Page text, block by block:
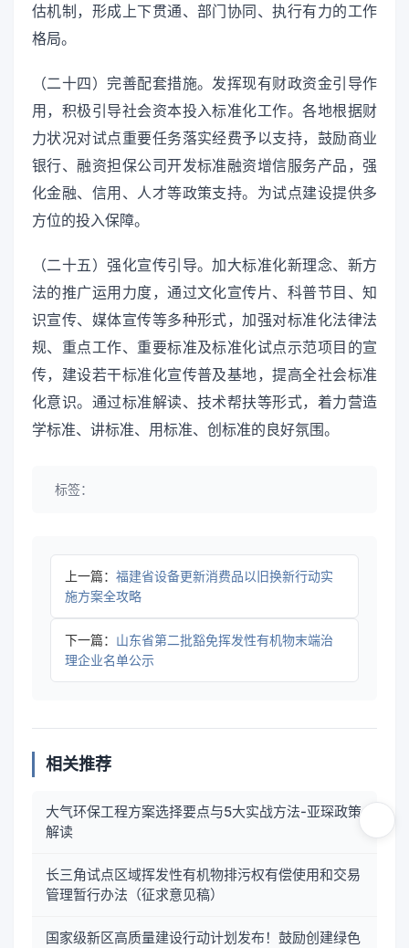
估机制，形成上下贯通、部门协同、执行有力的工作
格局。
（二十四）完善配套措施。发挥现有财政资金引导作
用，积极引导社会资本投入标准化工作。各地根据财
力状况对试点重要任务落实经费予以支持，鼓励商业
银行、融资担保公司开发标准融资增信服务产品，强
化金融、信用、人才等政策支持。为试点建设提供多
方位的投入保障。
（二十五）强化宣传引导。加大标准化新理念、新方
法的推广运用力度，通过文化宣传片、科普节目、知
识宣传、媒体宣传等多种形式，加强对标准化法律法
规、重点工作、重要标准及标准化试点示范项目的宣
传，建设若干标准化宣传普及基地，提高全社会标准
化意识。通过标准解读、技术帮扶等形式，着力营造
学标准、讲标准、用标准、创标准的良好氛围。
标签：
上一篇： 福建省设备更新消费品以旧换新行动实
施方案全攻略
下一篇： 山东省第二批豁免挥发性有机物末端治
理企业名单公示
相关推荐
大气环保工程方案选择要点与5大实战方法-亚琛政策
解读
长三角试点区域挥发性有机物排污权有偿使用和交易
管理暂行办法（征求意见稿）
国家级新区高质量建设行动计划发布！鼓励创建绿色